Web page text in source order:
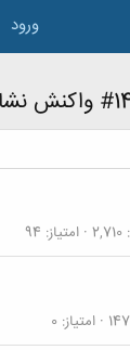
ورود
2,710 امتیاز 94
147 امتیاز 0